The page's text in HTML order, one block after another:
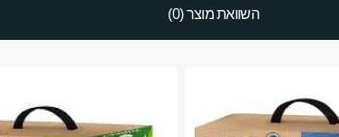
השוואת מוצר (0)